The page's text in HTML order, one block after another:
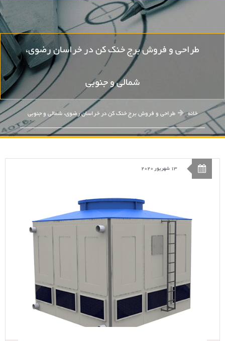
طراحی و فروش برج خنک کن در خراسان رضوی،
شمالی و جنوبی
خانه طراحی و فروش برج خنک کن در خراسان رضوی، شمالی و جنوبی
13 شهریور 2020